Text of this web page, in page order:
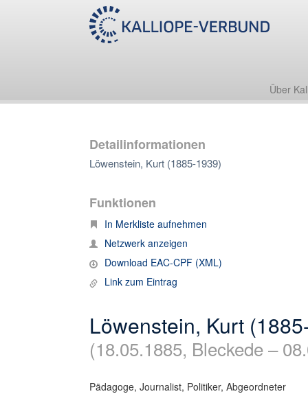
Über
Detailinformationen
Löwenstein, Kurt (1885-1939)
Funktionen
In Merkliste aufnehmen
Netzwerk anzeigen
Download EAC-CPF (XML)
Link zum Eintrag
Löwenstein, Kurt
(18.05.1885, Bleckede –
Pädagoge, Journalist, Politiker, Abgeordneter